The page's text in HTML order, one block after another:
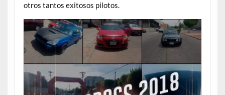
otros tantos exitosos pilotos.